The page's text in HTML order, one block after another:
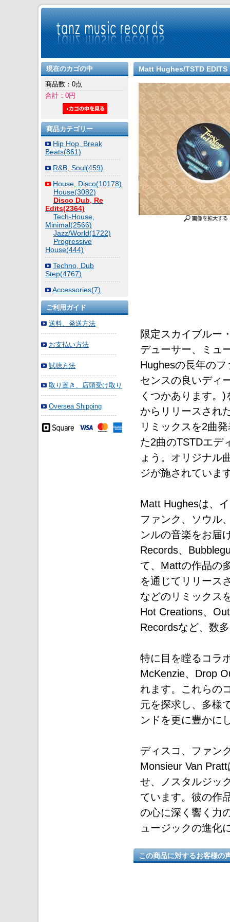
Matt Hughes/TSTD EDITS
限定スカイブル
デューサー、ミュ
Hughesの長年の
センスの良いディ
くつかあります。
からリリースされ
リミックスを2曲
た2曲のTSTDエデ
ょう。オリジナル
ジが施されてい
Matt Hughesは、
ファンク、ソウル
ンルの音楽をお
Records、
て、Mattの作品の
を通じてリリース
などのリミックス
Hot Creations、
Recordsなど、数
特に目を瞠るコラ
McKenzie、Drop
れます。これらの
元を探求し、多様
ンドを更に豊かに
ディスコ、ファン
Monsieur Van
せ、ノスタルジッ
ています。彼の作
の心に深く響く力
ュージックの進化
この商品に対するお客様の
現在のカゴの中
商品数：0点
合計：0円
商品カテゴリー
Hip Hop, Break
Beats(861)
R&B, Soul(459)
House, Disco(10178)
House(3082)
Disco Dub, Re
Edits(2364)
Tech-House,
Minimal(2566)
Jazz/World(1722)
Progressive
House(444)
Techno, Dub
Step(4767)
Accessories(7)
ご利用ガイド
送料、発送方法
お支払い方法
試聴方法
取り置き、店頭受け取り
Oversea Shipping